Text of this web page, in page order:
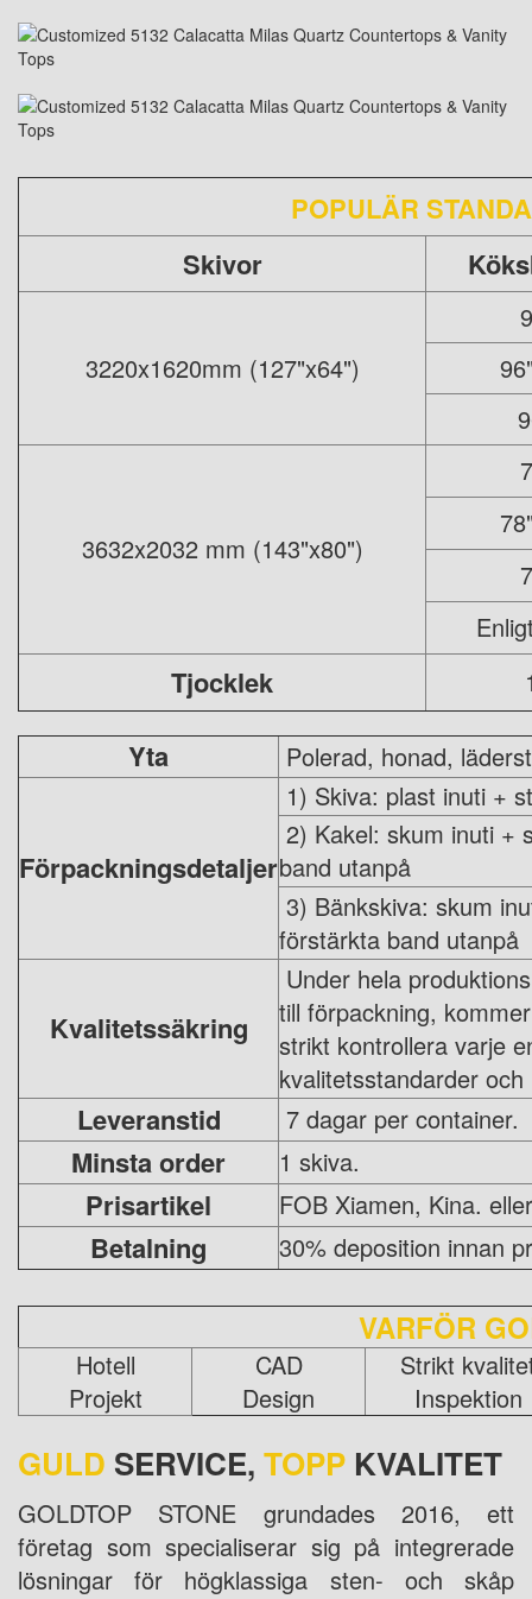
POPULÄR
Skivor
3220x1620mm (127"x64")
3632x2032 mm (143"x80")
Tjocklek
Yta Polerad, honad,
Förpackningsdetaljer
1) Skiva: plast inuti +
2) Kakel: skum inuti +
band utanpå
3) Bänkskiva: skum
förstärkta band utanpå
Kvalitetssäkring
Under hela
till förpackning,
strikt kontrollera varje
kvalitetsstandarder
Leveranstid 7 dagar per container.
Minsta order 1 skiva.
Prisartikel FOB Xiamen, Kina.
Betalning 30% deposition innan
VARFÖR
Hotell
Projekt
CAD
Design
Strikt
Inspektion
GULD SERVICE, TOPP KVALITET
GOLDTOP STONE grundades 2016, ett
företag som specialiserar sig på integrerade
lösningar för högklassiga sten- och skåp